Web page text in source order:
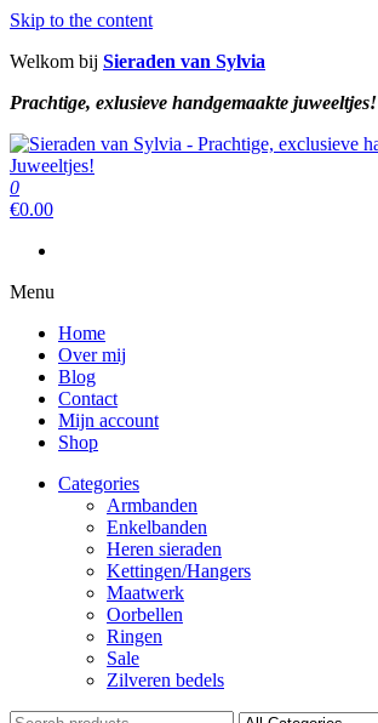
Skip to the content
Welkom bij Sieraden van Sylvia
Prachtige, exlusieve handgemaakte juweeltjes!
Sieraden van Sylvia
Prachtige, exclusieve handgemaakte juweeltjes!
Sieraden van Sylvia
Prachtige, exclusieve handgemaakte juweeltjes!
0
€0.00
Menu
Home
Over mij
Blog
Contact
Mijn account
Shop
Categories
Armbanden
Enkelbanden
Heren sieraden
Kettingen/Hangers
Maatwerk
Oorbellen
Ringen
Sale
Zilveren bedels